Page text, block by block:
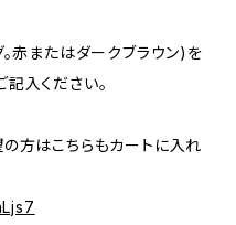
赤またはダークブラウン)を
入ください。
方はこちらもカートに入れ